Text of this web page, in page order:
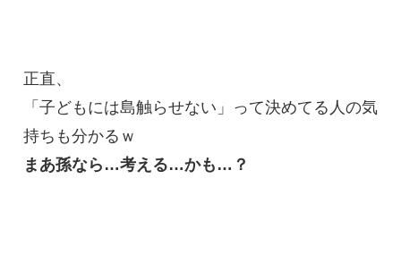
正直、
「子どもには島触らせない」って決めてる人の気
持ちも分かるｗ
まあ孫なら…考える…かも…？